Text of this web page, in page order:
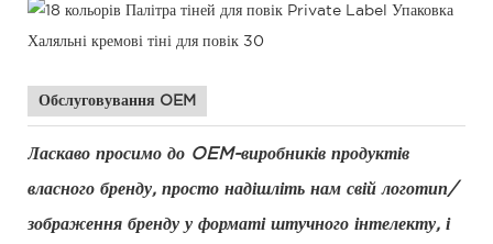
Обслуговування OEM
Ласкаво просимо до OEM-виробників продуктів
власного бренду, просто надішліть нам свій логотип/
зображення бренду у форматі штучного інтелекту, і